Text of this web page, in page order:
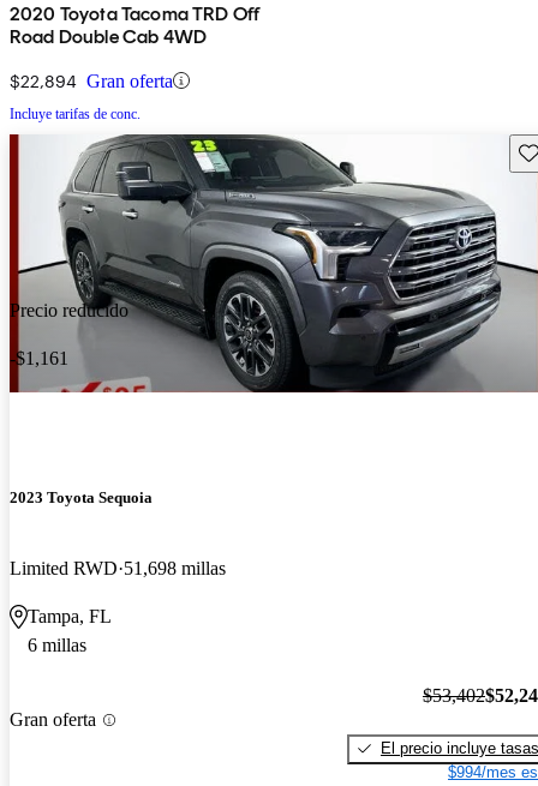
2020 Toyota Tacoma TRD Off
Road Double Cab 4WD
$22,894 Gran oferta
Incluye tarifas de conc.
Precio reducido
-$1,161
2023 Toyota Sequoia
Limited RWD 51,698 millas
Tampa, FL
6 millas
Gran oferta
$53,402
El precio incluye tasas
$994/mes